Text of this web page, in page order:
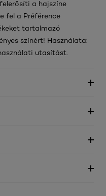
a hajszíne
fel a Préférence
tartalmazó
színért! Használata:
utasítást.